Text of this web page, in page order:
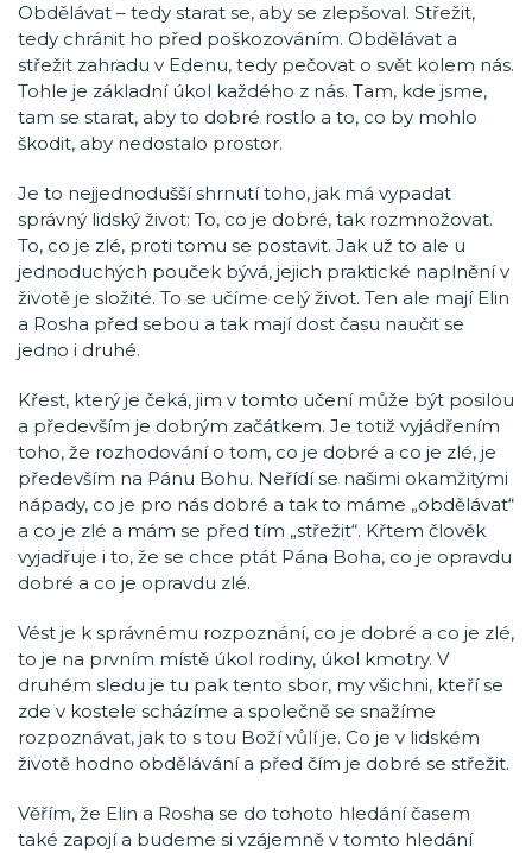
Obdělávat – tedy starat se, aby se zlepšoval. Střežit,
tedy chránit ho před poškozováním. Obdělávat a
střežit zahradu v Edenu, tedy pečovat o svět kolem nás.
Tohle je základní úkol každého z nás. Tam, kde jsme,
tam se starat, aby to dobré rostlo a to, co by mohlo
škodit, aby nedostalo prostor.
Je to nejjednodušší shrnutí toho, jak má vypadat
správný lidský život: To, co je dobré, tak rozmnožovat.
To, co je zlé, proti tomu se postavit. Jak už to ale u
jednoduchých pouček bývá, jejich praktické naplnění v
životě je složité. To se učíme celý život. Ten ale mají Elin
a Rosha před sebou a tak mají dost času naučit se
jedno i druhé.
Křest, který je čeká, jim v tomto učení může být posilou
a především je dobrým začátkem. Je totiž vyjádřením
toho, že rozhodování o tom, co je dobré a co je zlé, je
především na Pánu Bohu. Neřídí se našimi okamžitými
nápady, co je pro nás dobré a tak to máme „obdělávat“
a co je zlé a mám se před tím „střežit“. Křtem člověk
vyjadřuje i to, že se chce ptát Pána Boha, co je opravdu
dobré a co je opravdu zlé.
Vést je k správnému rozpoznání, co je dobré a co je zlé,
to je na prvním místě úkol rodiny, úkol kmotry. V
druhém sledu je tu pak tento sbor, my všichni, kteří se
zde v kostele scházíme a společně se snažíme
rozpoznávat, jak to s tou Boží vůlí je. Co je v lidském
životě hodno obdělávání a před čím je dobré se střežit.
Věřím, že Elin a Rosha se do tohoto hledání časem
také zapojí a budeme si vzájemně v tomto hledání